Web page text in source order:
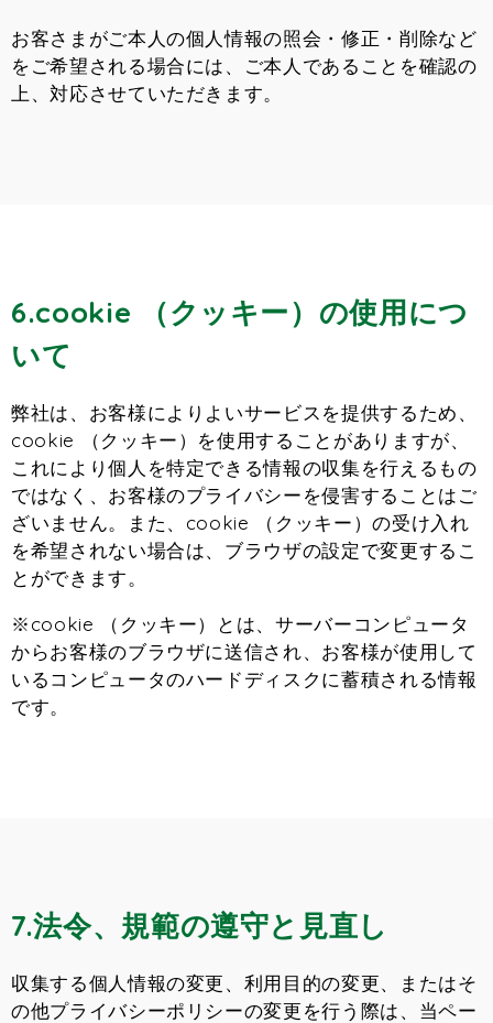
お客さまがご本人の個人情報の照会・修正・削除など
をご希望される場合には、ご本人であることを確認の
上、対応させていただきます。
6.cookie （クッキー）の使用につ
いて
弊社は、お客様によりよいサービスを提供するため、
cookie （クッキー）を使用することがありますが、
これにより個人を特定できる情報の収集を行えるもの
ではなく、お客様のプライバシーを侵害することはご
ざいません。また、cookie （クッキー）の受け入れ
を希望されない場合は、ブラウザの設定で変更するこ
とができます。
※cookie （クッキー）とは、サーバーコンピュータ
からお客様のブラウザに送信され、お客様が使用して
いるコンピュータのハードディスクに蓄積される情報
です。
7.法令、規範の遵守と見直し
収集する個人情報の変更、利用目的の変更、またはそ
の他プライバシーポリシーの変更を行う際は、当ペー